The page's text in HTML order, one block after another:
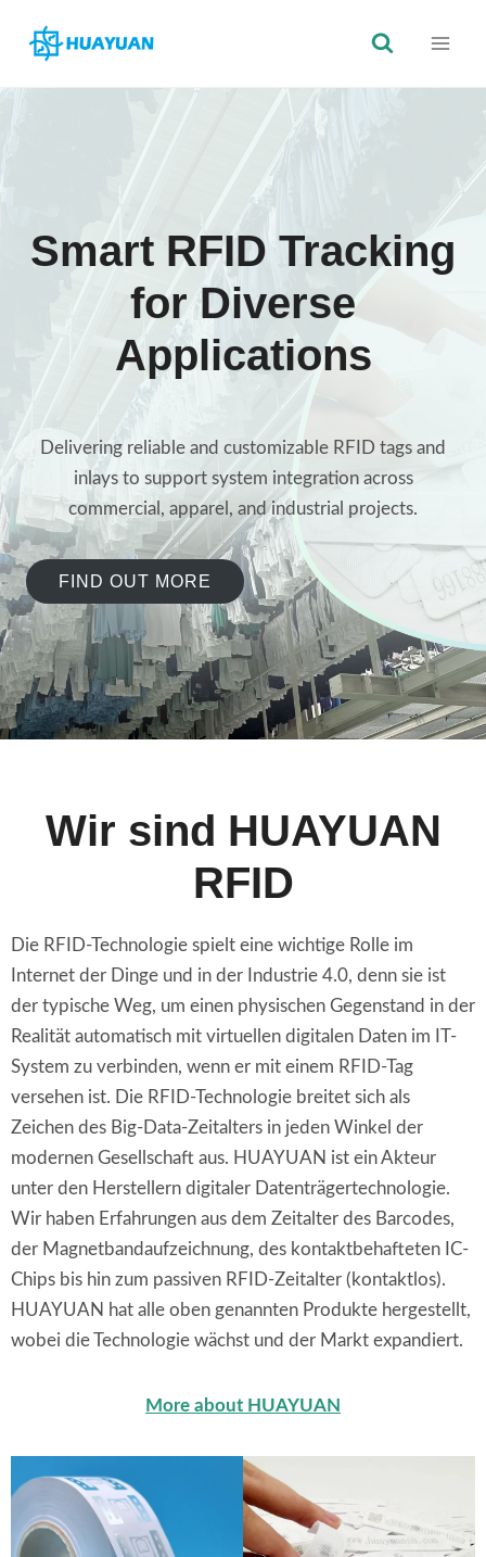
Inhalt
Smart RFID Tracking
for Diverse
Applications
Delivering reliable and customizable RFID tags and
inlays to support system integration across
commercial, apparel, and industrial projects.
FIND OUT MORE
Wir sind HUAYUAN
RFID
Die RFID-Technologie spielt eine wichtige Rolle im
Internet der Dinge und in der Industrie 4.0, denn sie ist
der typische Weg, um einen physischen Gegenstand in der
Realität automatisch mit virtuellen digitalen Daten im IT-
System zu verbinden, wenn er mit einem RFID-Tag
versehen ist. Die RFID-Technologie breitet sich als
Zeichen des Big-Data-Zeitalters in jeden Winkel der
modernen Gesellschaft aus. HUAYUAN ist ein Akteur
unter den Herstellern digitaler Datenträgertechnologie.
Wir haben Erfahrungen aus dem Zeitalter des Barcodes,
der Magnetbandaufzeichnung, des kontaktbehafteten IC-
Chips bis hin zum passiven RFID-Zeitalter (kontaktlos).
HUAYUAN hat alle oben genannten Produkte hergestellt,
wobei die Technologie wächst und der Markt expandiert.
More about HUAYUAN